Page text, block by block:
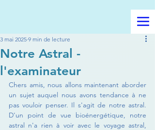
Notre Astral -
l'examinateur
3 mai 2025 9 min de lecture
Chers amis, nous allons maintenant aborder
un sujet auquel nous avons tendance à ne
pas vouloir penser. Il s'agit de notre astral.
D'un point de vue bioénergétique, notre
astral n'a rien à voir avec le voyage astral,